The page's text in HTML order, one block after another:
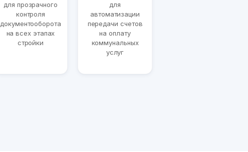
для прозрачного
контроля
документооборота
на всех этапах
стройки
для
автоматизации
передачи счетов
на оплату
коммунальных
услуг